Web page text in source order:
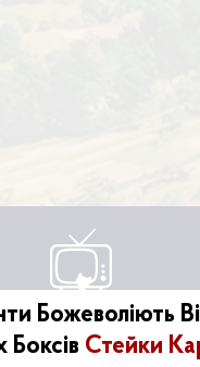
Божеволіють
Стейки